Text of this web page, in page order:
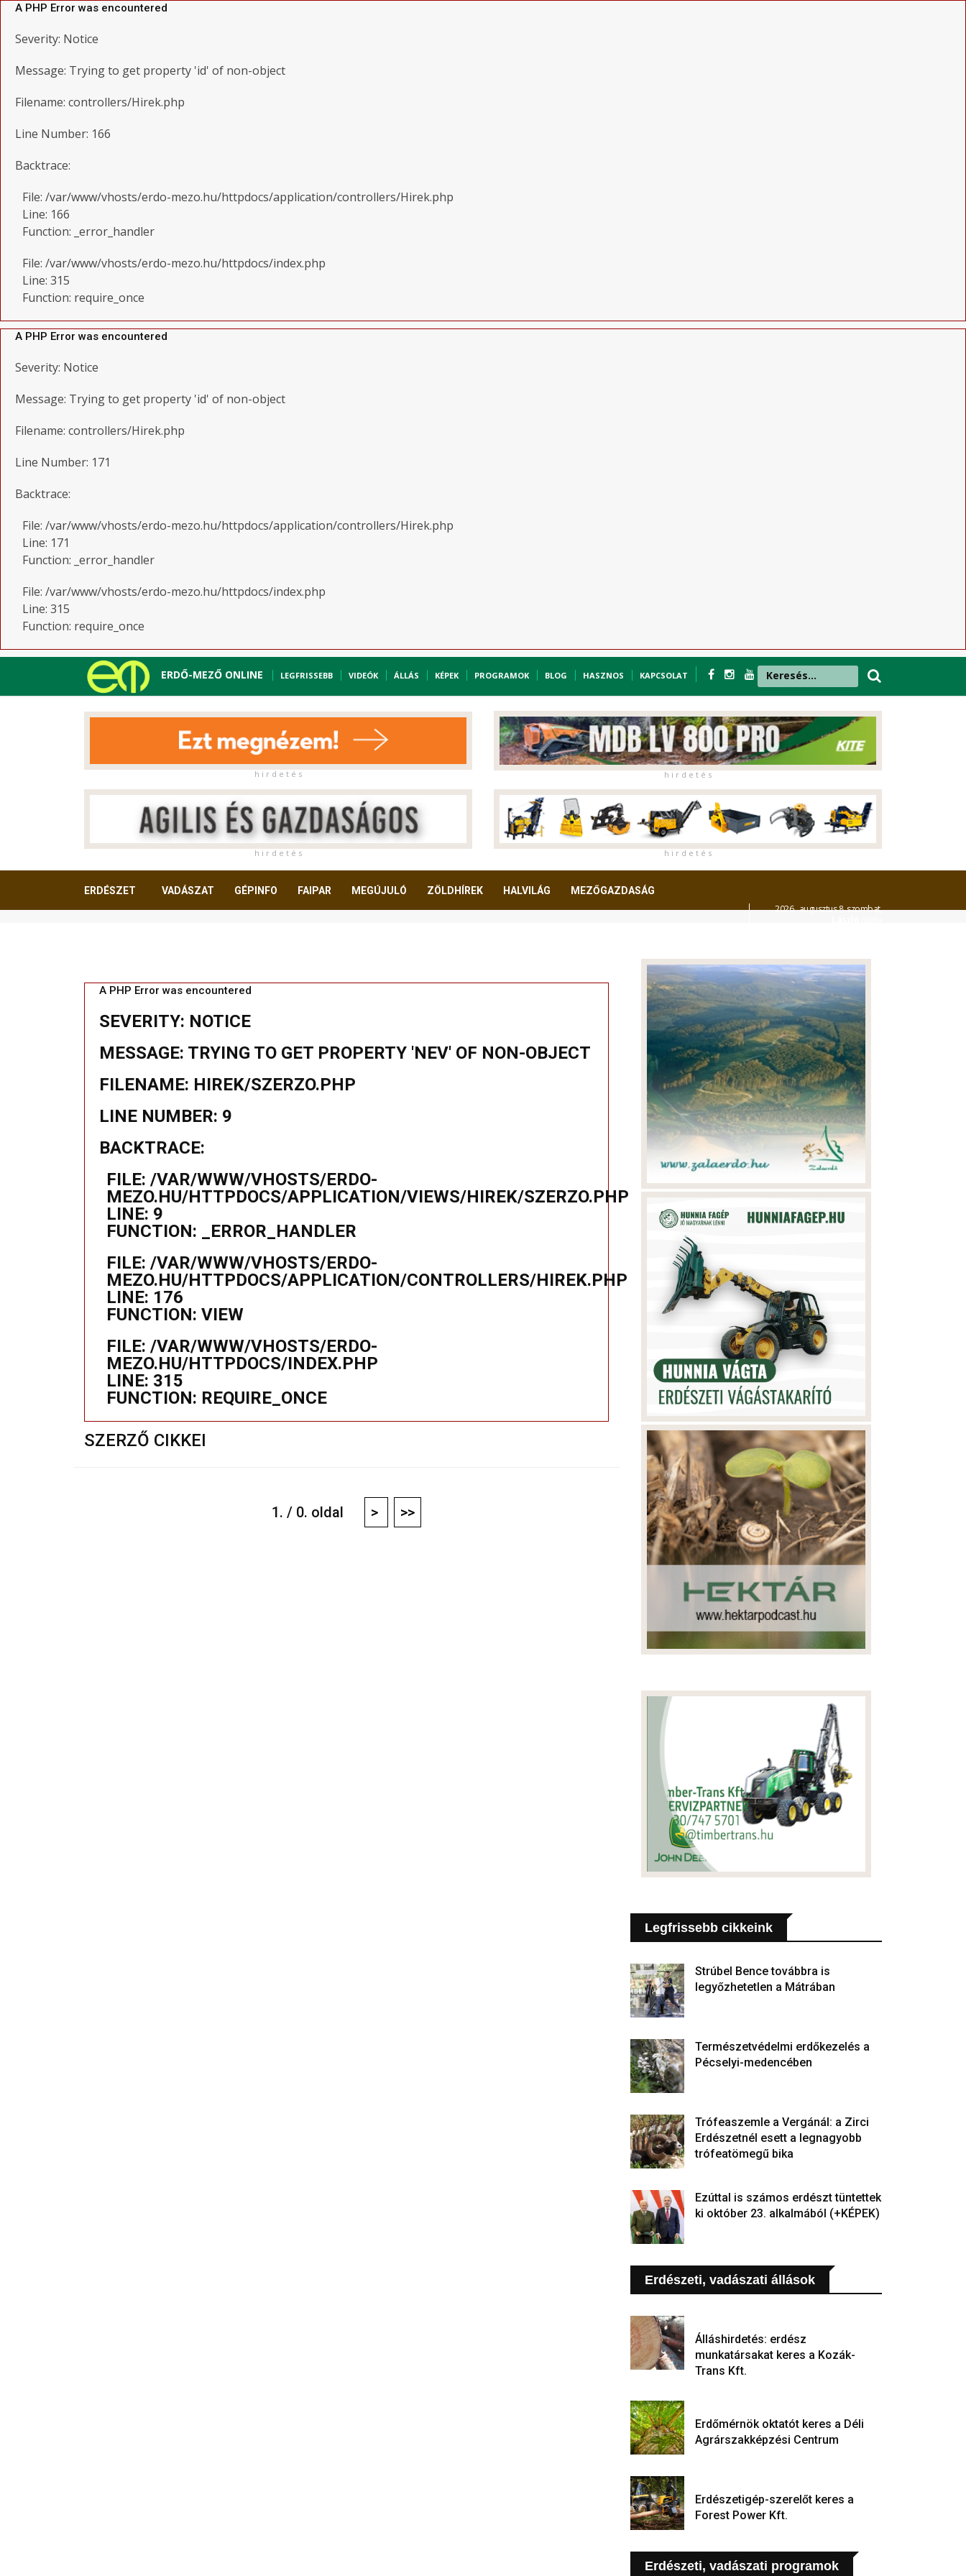
A PHP Error was encountered
Severity: Notice
Message: Trying to get property 'id' of non-object
Filename: controllers/Hirek.php
Line Number: 166
Backtrace:
File: /var/www/vhosts/erdo-mezo.hu/httpdocs/application/controllers/Hirek.php
Line: 166
Function: _error_handler
File: /var/www/vhosts/erdo-mezo.hu/httpdocs/index.php
Line: 315
Function: require_once
A PHP Error was encountered
Severity: Notice
Message: Trying to get property 'id' of non-object
Filename: controllers/Hirek.php
Line Number: 171
Backtrace:
File: /var/www/vhosts/erdo-mezo.hu/httpdocs/application/controllers/Hirek.php
Line: 171
Function: _error_handler
File: /var/www/vhosts/erdo-mezo.hu/httpdocs/index.php
Line: 315
Function: require_once
ERDŐ-MEZŐ ONLINE LEGFRISSEBB VIDEÓK ÁLLÁS KÉPEK PROGRAMOK BLOG HASZNOS KAPCSOLAT
h i r d e t é s h i r d e t é s
h i r d e t é s h i r d e t é s
ERDÉSZET VADÁSZAT GÉPINFO FAIPAR MEGÚJULÓ ZÖLDHÍREK HALVILÁG MEZŐGAZDASÁG
2026. augusztus 8. szombat,
A PHP Error was encountered
SEVERITY: NOTICE
MESSAGE: TRYING TO GET PROPERTY 'NEV' OF NON-OBJECT
FILENAME: HIREK/SZERZO.PHP
LINE NUMBER: 9
BACKTRACE:
FILE: /VAR/WWW/VHOSTS/ERDO-
MEZO.HU/HTTPDOCS/APPLICATION/VIEWS/HIREK/SZERZO.PHP
LINE: 9
FUNCTION: _ERROR_HANDLER
FILE: /VAR/WWW/VHOSTS/ERDO-
MEZO.HU/HTTPDOCS/APPLICATION/CONTROLLERS/HIREK.PHP
LINE: 176
FUNCTION: VIEW
FILE: /VAR/WWW/VHOSTS/ERDO-
MEZO.HU/HTTPDOCS/INDEX.PHP
LINE: 315
FUNCTION: REQUIRE_ONCE
SZERZŐ CIKKEI
1. / 0. oldal > >>
Legfrissebb cikkeink
Strúbel Bence továbbra is
legyőzhetetlen a Mátrában
Természetvédelmi erdőkezelés a
Pécselyi-medencében
Trófeaszemle a Vergánál: a Zirci
Erdészetnél esett a legnagyobb
trófeatömegű bika
Ezúttal is számos erdészt tüntettek
ki október 23. alkalmából (+KÉPEK)
Erdészeti, vadászati állások
Álláshirdetés: erdész
munkatársakat keres a Kozák-
Trans Kft.
Erdőmérnök oktatót keres a Déli
Agrárszakképzési Centrum
Erdészetigép-szerelőt keres a
Forest Power Kft.
Erdészeti, vadászati programok